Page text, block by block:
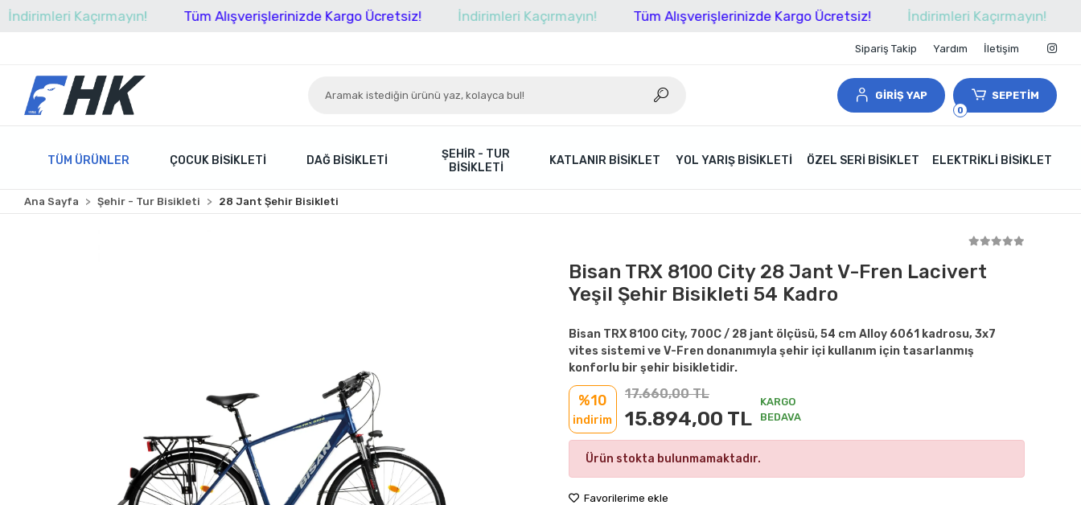
Kaçırmayın! Tüm Alışverişlerinizde Kargo Ücretsiz! İndirimleri Kaçırmayın! Tüm Alışverişlerinizde Kargo Ücretsiz! İndirimleri Kaçırmayın! Tüm
Sipariş Takip Yardım İletişim
GİRİŞ YAP
0
SEPETİM
TÜM ÜRÜNLER ÇOCUK BISIKLETI DAĞ BISIKLETI
ŞEHIR - TUR
BISIKLETI
KATLANIR BISIKLET YOL YARIŞ BISIKLETI ÖZEL SERI BISIKLET ELEKTRIKLI BISIKLET
Ana Sayfa Şehir - Tur Bisikleti 28 Jant Şehir Bisikleti
Bisan TRX 8100 City 28 Jant V-Fren Lacivert
Yeşil Şehir Bisikleti 54 Kadro
Bisan TRX 8100 City, 700C / 28 jant ölçüsü, 54 cm Alloy 6061 kadrosu, 3x7
vites sistemi ve V-Fren donanımıyla şehir içi kullanım için tasarlanmış
konforlu bir şehir bisikletidir.
%10
indirim
17.660,00 TL
15.894,00 TL
KARGO
BEDAVA
Ürün stokta bulunmamaktadır.
Favorilerime ekle